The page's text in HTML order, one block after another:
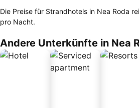
Die Preise für Strandhotels in Nea Roda
pro Nacht.
Andere Unterkünfte in Nea